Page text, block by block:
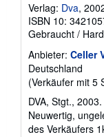
Verlag: Dva,
ISBN 10:
Gebraucht /
Anbieter: Celler
Deutschland
(Verkäufer mit 5
DVA, Stgt.,
Neuwertig,
des Verkäufers